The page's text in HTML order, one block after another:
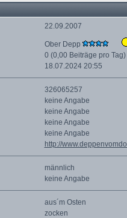
22.09.2007
Ober Depp
0 (0,00 Beiträge pro Tag)
18.07.2024 20:55
326065257
keine Angabe
keine Angabe
keine Angabe
keine Angabe
http://
männlich
keine Angabe
aus´m Osten
zocken